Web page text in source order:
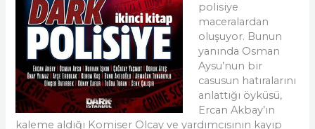
polisiye
maceralardan
oluşuyor. Bunun
yanında Osman
Aysu’nun bir
casusun hatıralarını
anlattığı öyküsü,
Ercan Akbay’ın
kaleme aldığı Komiser Olcay ve yardımcısının kayıp